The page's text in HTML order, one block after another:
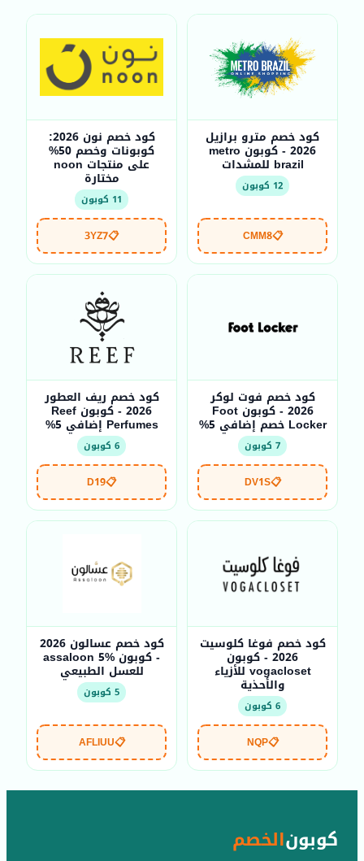
كود خصم مترو برازيل
2026 - كوبون metro
brazil للمشدات
12 كوبون
📋
CMM8
كود خصم نون 2026:
كوبونات وخصم 50%
على منتجات noon
مختارة
11 كوبون
📋
3YZ7
كود خصم فوت لوكر
2026 - كوبون Foot
Locker خصم إضافي 5%
7 كوبون
📋
DV1S
كود خصم ريف العطور
2026 - كوبون Reef
Perfumes إضافي 5%
6 كوبون
📋
D19
كود خصم فوغا كلوسيت
2026 - كوبون
vogacloset للأزياء
والأحذية
6 كوبون
📋
NQP
كود خصم عسالون 2026
- كوبون assaloon 5%
للعسل الطبيعي
5 كوبون
📋
AFLIUU
كوبونالخصم